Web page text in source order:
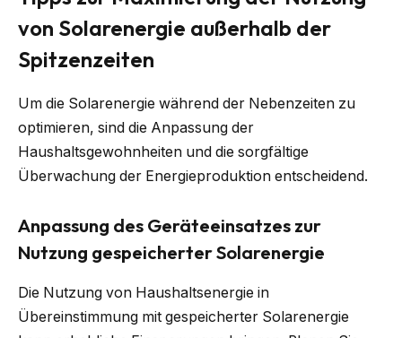
von Solarenergie außerhalb der
Spitzenzeiten
Um die Solarenergie während der Nebenzeiten zu
optimieren, sind die Anpassung der
Haushaltsgewohnheiten und die sorgfältige
Überwachung der Energieproduktion entscheidend.
Anpassung des Geräteeinsatzes zur
Nutzung gespeicherter Solarenergie
Die Nutzung von Haushaltsenergie in
Übereinstimmung mit gespeicherter Solarenergie